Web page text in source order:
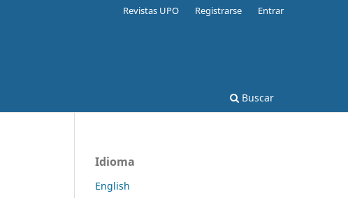
Buscar
Revistas UPO Registrarse Entrar
Idioma
English